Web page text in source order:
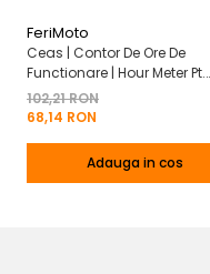
FeriMoto
Ceas | Contor De Ore De
Functionare | Hour Meter Pt.
Motor Pe Benzina 2T | 4T
102,21 RON
68,14 RON
Adauga in cos